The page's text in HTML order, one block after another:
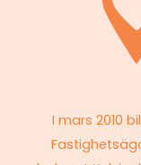
I mars 2010